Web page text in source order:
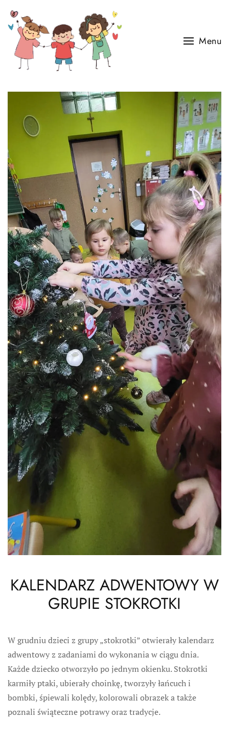
Skip to main content
Menu
KALENDARZ ADWENTOWY W
GRUPIE STOKROTKI
W grudniu dzieci z grupy „stokrotki” otwierały kalendarz
adwentowy z zadaniami do wykonania w ciągu dnia.
Każde dziecko otworzyło po jednym okienku. Stokrotki
karmiły ptaki, ubierały choinkę, tworzyły łańcuch i
bombki, śpiewali kolędy, kolorowali obrazek a także
poznali świąteczne potrawy oraz tradycje.